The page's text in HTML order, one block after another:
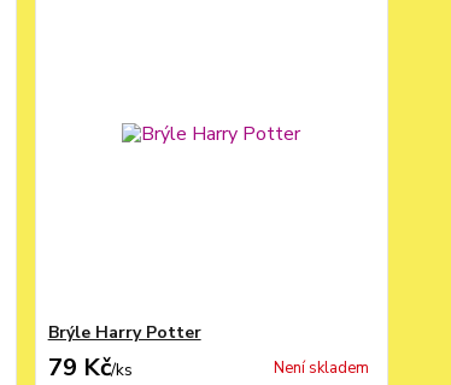
Brýle Harry Potter
79 Kč/ks Není skladem